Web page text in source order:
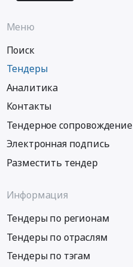
Меню
Поиск
Тендеры
Аналитика
Контакты
Тендерное сопровождение
Электронная подпись
Разместить тендер
Информация
Тендеры по регионам
Тендеры по отраслям
Тендеры по тэгам